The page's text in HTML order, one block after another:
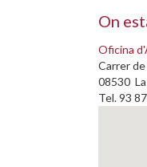
On
Oficina
Carrer
08530 La
Tel. 93